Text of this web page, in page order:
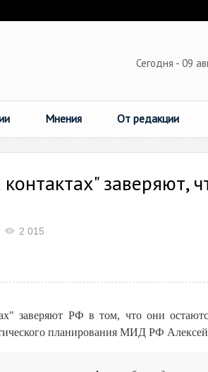
Сегодня - 09
Мнения От редакции
заверяют,
2 015
заверяют РФ в том, что они
планирования МИД РФ